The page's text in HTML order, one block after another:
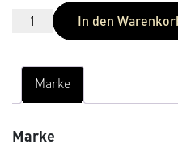
In den
Marke
Marke